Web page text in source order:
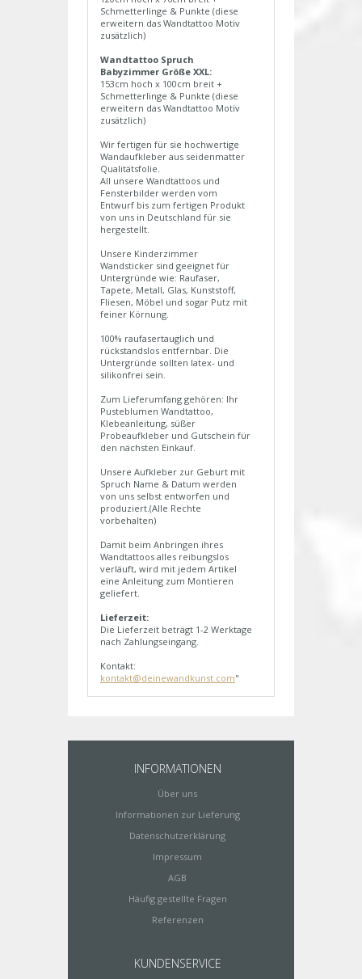
Schmetterlinge & Punkte (diese
erweitern das Wandtattoo Motiv
zusätzlich)
Wandtattoo Spruch
Babyzimmer Größe XXL:
153cm hoch x 100cm breit +
Schmetterlinge & Punkte (diese
erweitern das Wandtattoo Motiv
zusätzlich)
Wir fertigen für sie hochwertige
Wandaufkleber aus seidenmatter
Qualitätsfolie.
All unsere Wandtattoos und
Fensterbilder werden vom
Entwurf bis zum fertigen Produkt
von uns in Deutschland für sie
hergestellt.
Unsere Kinderzimmer
Wandsticker sind geeignet für
Untergründe wie: Raufaser,
Tapete, Metall, Glas, Kunststoff,
Fliesen, Möbel und sogar Putz mit
feiner Körnung.
100% raufasertauglich und
rückstandslos entfernbar. Die
Untergründe sollten latex- und
silikonfrei sein.
Zum Lieferumfang gehören: Ihr
Pusteblumen Wandtattoo,
Klebeanleitung, süßer
Probeaufkleber und Gutschein für
den nächsten Einkauf.
Unsere Aufkleber zur Geburt mit
Spruch Name & Datum werden
von uns selbst entworfen und
produziert.(Alle Rechte
vorbehalten)
Damit beim Anbringen ihres
Wandtattoos alles reibungslos
verläuft, wird mit jedem Artikel
eine Anleitung zum Montieren
geliefert.
Lieferzeit:
Die Lieferzeit beträgt 1-2 Werktage
nach Zahlungseingang.
Kontakt:
kontakt@deinewandkunst.com"
INFORMATIONEN
Über uns
Informationen zur Lieferung
Datenschutzerklärung
Impressum
AGB
Häufig gestellte Fragen
Referenzen
KUNDENSERVICE